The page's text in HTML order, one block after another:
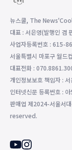
뉴스쿨, The
대표 : 서은영(발행인 겸
사업자등록번호 : 615-
서울특별시 마포구 월드
대표전화 :
개인정보보호 책임자 : 서
인터넷신문 등록번호 :
판매업 제2024-서울
reserved.